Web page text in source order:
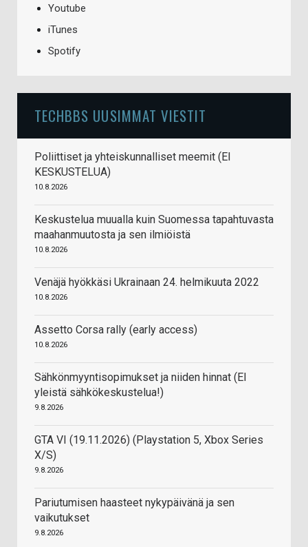
Youtube
iTunes
Spotify
TECHBBS UUSIMMAT VIESTIT
Poliittiset ja yhteiskunnalliset meemit (EI
KESKUSTELUA)
10.8.2026
Keskustelua muualla kuin Suomessa tapahtuvasta
maahanmuutosta ja sen ilmiöistä
10.8.2026
Venäjä hyökkäsi Ukrainaan 24. helmikuuta 2022
10.8.2026
Assetto Corsa rally (early access)
10.8.2026
Sähkönmyyntisopimukset ja niiden hinnat (EI
yleistä sähkökeskustelua!)
9.8.2026
GTA VI (19.11.2026) (Playstation 5, Xbox Series
X/S)
9.8.2026
Pariutumisen haasteet nykypäivänä ja sen
vaikutukset
9.8.2026